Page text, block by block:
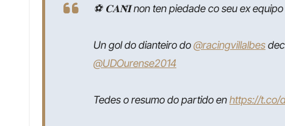
⚽️ 𝐂𝐀𝐍̃𝐈 non ten piedade co seu ex equipo
Un gol do dianteiro do @racingvillalbes
@UDOurense2014
Tedes o resumo do partido en https://t.co/